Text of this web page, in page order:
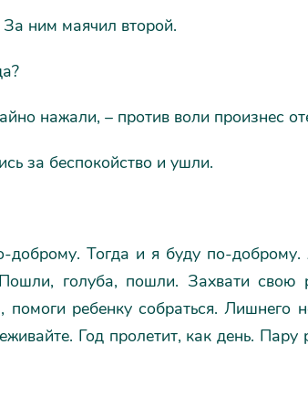
ним маячил второй.
нажали, – против воли произнес
за беспокойство и ушли.
Тогда и я буду по-
голуба, пошли. Захвати
ребенку собраться. Лишнего
Год пролетит, как день.